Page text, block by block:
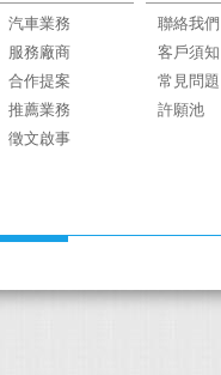
島置物區，都可看見
決定要買的車，中間
裡面的感覺，真的很
開上路以後也越開越
跟業務，讓我順利的
汽車業務
服務廠商
合作提案
推薦業務
徵文啟事
聯絡我們
客戶須知
常見問題
許願池